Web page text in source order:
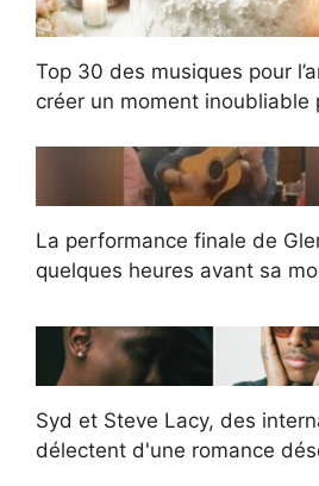
Top 30 des musiques pour
créer un moment inoubliable
La performance finale de
quelques heures avant sa
Syd et Steve Lacy, des
délectent d'une romance